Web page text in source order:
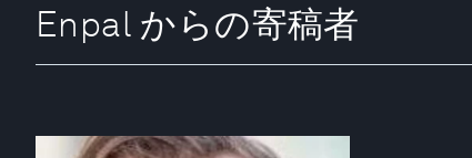
Enpal からの寄稿者